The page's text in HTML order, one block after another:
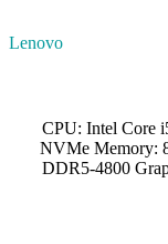
Lenovo
CPU: Intel Core
NVMe Memory:
DDR5-4800